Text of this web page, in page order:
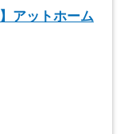
アットホーム